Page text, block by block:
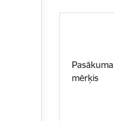
Pasākuma
mērķis